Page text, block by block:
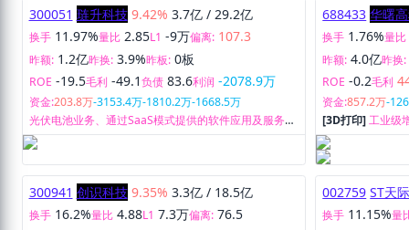
资金:-1514.7万-2260.8万-2361.9万 -6589.7万
[煤炭] 煤炭开采、洗选加工和销售，电力、热力的生产
和供应。
资金:46.5万449
细胞培养类及与
塑料耗材研发、
和销售。
300051 琏升科技 9.42% 3.7亿 / 29.2亿
换手 11.97%量比 2.85L1 -9万偏离: 107.3
昨额:
ROE -19.5毛利 -49.1负债 83.6利润 -2078.9万
资金:203.8万-3153.4万 -1810.2万-1668.5万
光伏电池业务、通过SaaS模式提供的软件应用及服务、
移动通信转售业务及房屋租赁业务。
688433 华曙
换手 1.76%量比
昨额:
ROE -0.2毛利
资金:857.2万-
[3D打印]工业级
于为全球客户提